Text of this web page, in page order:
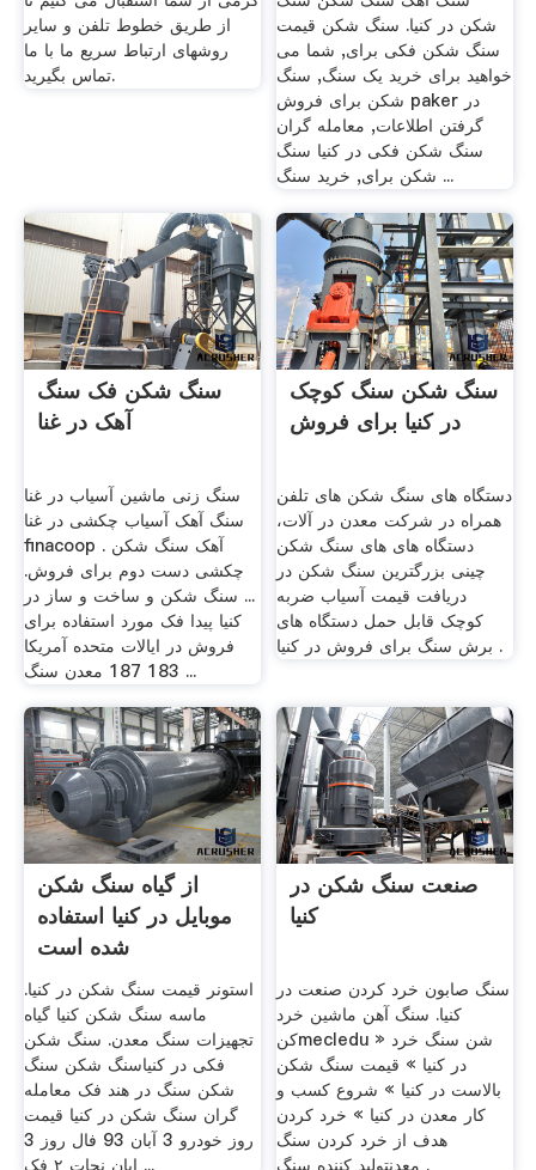
از طریق خطوط تلفن و سایر
روشهای ارتباط سریع ما با ما
تماس بگیرید.
شکن در کنیا. سنگ شکن قیمت
سنگ شکن فکی برای, شما می
خواهید برای خرید یک سنگ, سنگ
شکن برای فروش paker در
گرفتن اطلاعات, معامله گران
سنگ شکن فکی در کنیا سنگ
شکن برای, خرید سنگ ...
سنگ شکن فک سنگ
آهک در غنا
سنگ زنی ماشین آسیاب در غنا
سنگ آهک آسیاب چکشی در غنا
finacoop . آهک سنگ شکن
چکشی دست دوم برای فروش.
... سنگ شکن و ساخت و ساز در
کنیا پیدا فک مورد استفاده برای
فروش در ایالات متحده آمریکا
183 187 معدن سنگ ...
سنگ شکن سنگ کوچک
در کنیا برای فروش
دستگاه های سنگ شکن های تلفن
همراه در شرکت معدن در آلات،
دستگاه های های سنگ شکن
چینی بزرگترین سنگ شکن در
دریافت قیمت آسیاب ضربه
کوچک قابل حمل دستگاه های
برش سنگ برای فروش در کنیا .
از گیاه سنگ شکن
موبایل در کنیا استفاده
شده است
استونر قیمت سنگ شکن در کنیا.
ماسه سنگ شکن کنیا گیاه
تجهیزات سنگ معدن. سنگ شکن
فکی در کنیاسنگ شکن سنگ
شکن سنگ در هند فک معامله
گران سنگ شکن در کنیا قیمت
روز خودرو 3 آبان 93 فال روز 3
ابان نجات ۲ فک ...
صنعت سنگ شکن در
کنیا
سنگ صابون خرد کردن صنعت در
کنیا. سنگ آهن ماشین خرد
کنmecledu » شن سنگ خرد
در کنیا » قیمت سنگ شکن
بالاست در کنیا » شروع کسب و
کار معدن در کنیا » خرد کردن
هدف از خرد کردن سنگ
معدنتولید کننده سنگ .